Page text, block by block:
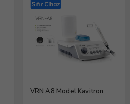
VRN A8 Model Kavitron